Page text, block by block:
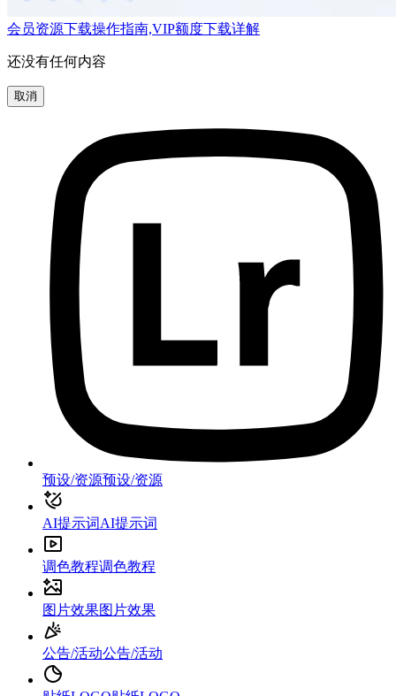
会员资源下载操作指南,VIP额度下载详解
还没有任何内容
取消
预设/资源预设/资源
AI提示词AI提示词
调色教程调色教程
图片效果图片效果
公告/活动公告/活动